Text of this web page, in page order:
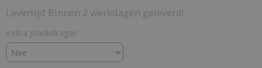
Levertijd Binnen 2 werkdagen geleverd!
extra plankdrager